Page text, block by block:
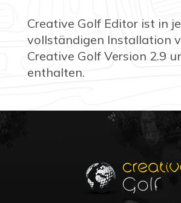
Creative Golf Editor ist in
vollständigen Installation
Creative Golf Version 2.9
enthalten.